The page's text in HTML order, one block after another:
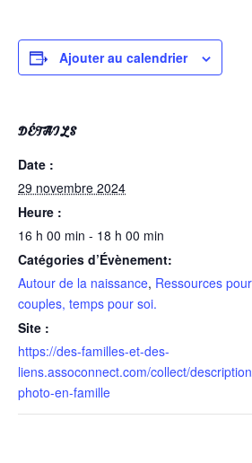
Ajouter au calendrier
DÉTAILS
Date :
29 novembre 2024
Heure :
16 h 00 min - 18 h 00 min
Catégories d’Évènement:
Autour de la naissance, Ressources
couples, temps pour soi.
Site :
https://des-familles-et-des-
liens.assoconnect.com/collect/
photo-en-famille